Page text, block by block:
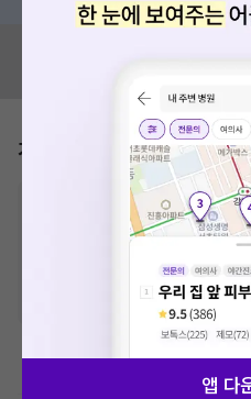
가격표
비급여 항목의 경우, 추가비용 등으
한 가격은 해당 의료기관에 직접 문의
급여 항목의 경우,건강보험심사평
격입니다. (진료와 연관된 복합적인 비
산정될 수 있는 점 참고 바랍니다.)
※ 이벤트가, 할인가는VAT 포함
앱 다